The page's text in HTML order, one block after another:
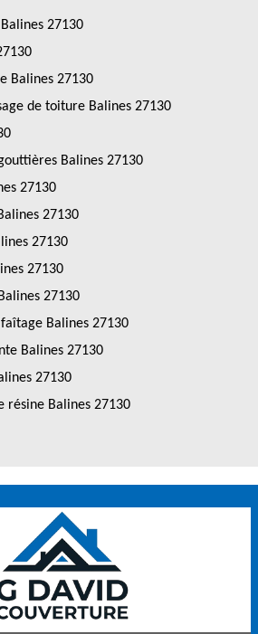
27130
Balines 27130
de toiture Balines 27130
Balines 27130
27130
27130
27130
27130
27130
Balines 27130
Balines 27130
27130
résine Balines 27130